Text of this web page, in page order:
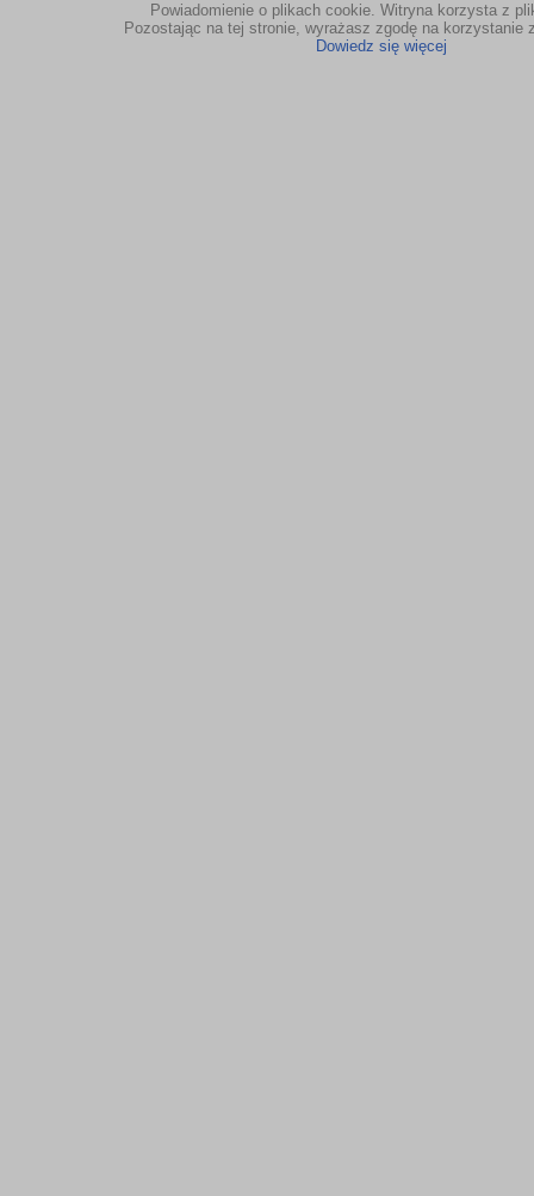
Powiadomienie o plikach cookie. Witryna korzysta z
Pozostając na tej stronie, wyrażasz zgodę na korzystanie
Dowiedz się więcej